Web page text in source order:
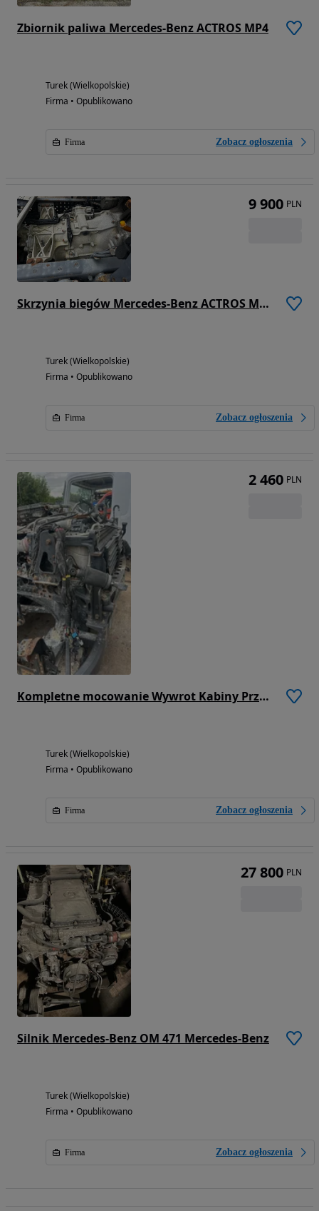
Zbiornik paliwa Mercedes-Benz ACTROS MP4
Turek (Wielkopolskie)
Firma • Opublikowano
Firma Zobacz ogłoszenia
Skrzynia biegów Mercedes-Benz ACTROS MP4 G211-12
Turek (Wielkopolskie)
Firma • Opublikowano
Firma Zobacz ogłoszenia
9 900 PLN
Kompletne mocowanie Wywrot Kabiny Przód Mercedes-Benz ACTROS MP4
Turek (Wielkopolskie)
Firma • Opublikowano
Firma Zobacz ogłoszenia
2 460 PLN
Silnik Mercedes-Benz OM 471 Mercedes-Benz
Turek (Wielkopolskie)
Firma • Opublikowano
Firma Zobacz ogłoszenia
27 800 PLN